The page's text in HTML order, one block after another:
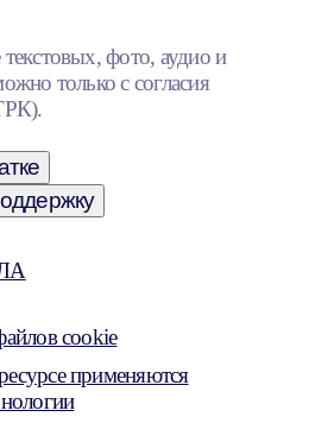
фото, аудио и
только с согласия
cookie
применяются